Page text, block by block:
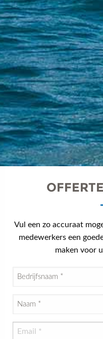
Vul een zo accuraat
medewerkers een
maken voor